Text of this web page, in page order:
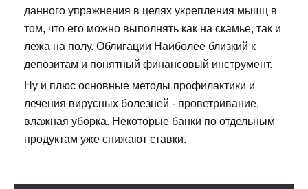
данного упражнения в целях укрепления мышц в
том, что его можно выполнять как на скамье, так и
лежа на полу. Облигации Наиболее близкий к
депозитам и понятный финансовый инструмент.
Ну и плюс основные методы профилактики и
лечения вирусных болезней - проветривание,
влажная уборка. Некоторые банки по отдельным
продуктам уже снижают ставки.